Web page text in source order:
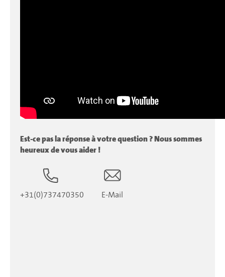
Est-ce pas la réponse à votre question ? Nous sommes
heureux de vous aider !
+31(0)737470350 E-Mail